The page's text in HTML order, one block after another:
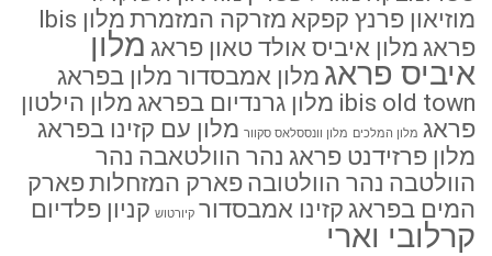
מוזיאון פרנץ קפקא מזרקה המזמרת
מלון Ibis
פראג מלון איביס אולד טאון פראג מלון
איביס פראג מלון אמבסדור מלון בפראג
ibis old town מלון גרנדיום בפראג מלון הילטון
פראג מלון המלכים מלון וונססלאס סקוור מלון עם קזינו בפראג
מלון פרזידנט פראג נהר הוולטאבה נהר
הוולטבה נהר הוולטובה פארק המזחלותפארק
המים בפראג קזינו אמבסדור קיורטוש קניון פלדיום
קרלובי וארי